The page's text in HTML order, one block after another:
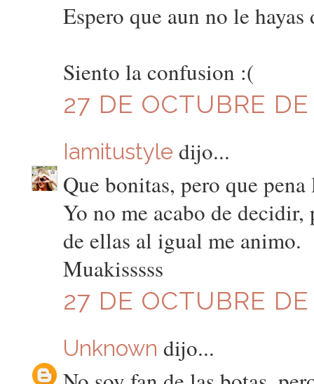
Espero que aun no le hayas
Siento la confusion :(
27 DE OCTUBRE
Iamitustyle dijo...
Que bonitas, pero que
Yo no me acabo de
de ellas al igual me animo.
Muakisssss
27 DE OCTUBRE
Unknown dijo...